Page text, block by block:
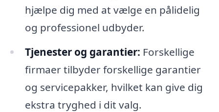
hjælpe dig med at vælge en pålidelig
og professionel udbyder.
Tjenester og garantier: Forskellige
firmaer tilbyder forskellige garantier
og servicepakker, hvilket kan give dig
ekstra tryghed i dit valg.